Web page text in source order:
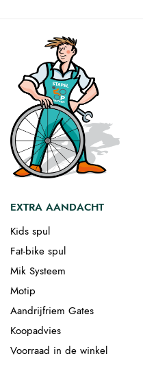
EXTRA AANDACHT
Kids spul
Fat-bike spul
Mik Systeem
Motip
Aandrijfriem Gates
Koopadvies
Voorraad in de winkel